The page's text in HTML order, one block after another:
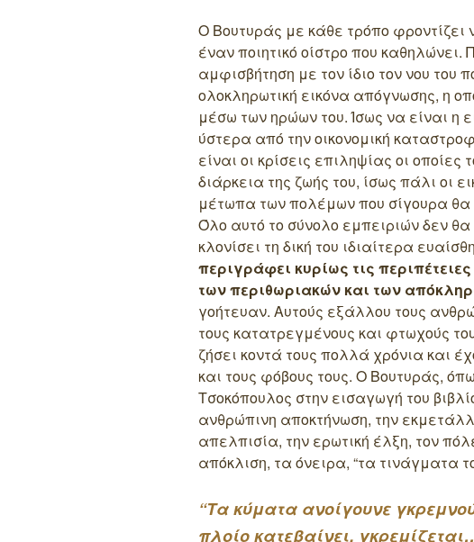
Ο Βουτυράς με κάθε τρόπο φροντίζει
έναν ποιητικό οίστρο που καθηλώνει.
αμφισβήτηση με τον ίδιο τον νου του
ολοκληρωτική εικόνα απόγνωσης, η
μέσω των ηρώων του. Ίσως να είναι η
ύστερα από την οικονομική
είναι οι κρίσεις επιληψίας οι
διάρκεια της ζωής του, ίσως πάλι οι
μέτωπα των πολέμων που σίγουρα
Όλο αυτό το σύνολο εμπειριών δεν
κλονίσει τη δική του ιδιαίτερα
περιγράφει κυρίως τις
των περιθωριακών και των
γοήτευαν. Αυτούς εξάλλου τους
τους κατατρεγμένους και φτωχούς
ζήσει κοντά τους πολλά χρόνια και
και τους φόβους τους. Ο Βουτυράς,
Τσοκόπουλος στην εισαγωγή του
ανθρώπινη αποκτήνωση, την
απελπισία, την ερωτική έλξη, τον
απόκλιση, τα όνειρα, “τα τινάγματα
“Τα κύματα ανοίγουνε
πλοίο κατεβαίνει,